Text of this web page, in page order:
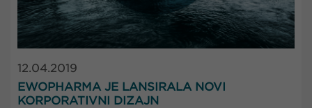
12.04.2019
EWOPHARMA JE LANSIRALA NOVI
KORPORATIVNI DIZAJN